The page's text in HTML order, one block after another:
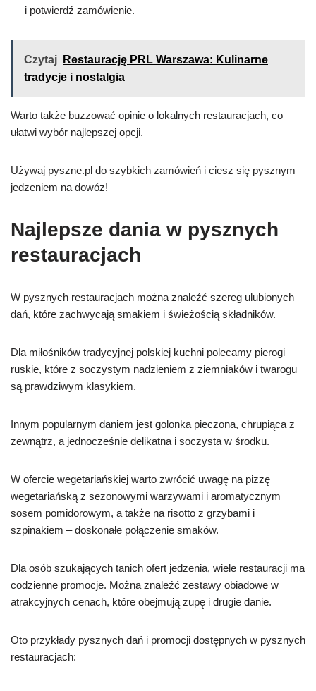
i potwierdź zamówienie.
Czytaj
Restaurację PRL Warszawa: Kulinarne
tradycje i nostalgia
Warto także buzzować opinie o lokalnych restauracjach, co
ułatwi wybór najlepszej opcji.
Używaj pyszne.pl do szybkich zamówień i ciesz się pysznym
jedzeniem na dowóz!
Najlepsze dania w pysznych
restauracjach
W pysznych restauracjach można znaleźć szereg ulubionych
dań, które zachwycają smakiem i świeżością składników.
Dla miłośników tradycyjnej polskiej kuchni polecamy pierogi
ruskie, które z soczystym nadzieniem z ziemniaków i twarogu
są prawdziwym klasykiem.
Innym popularnym daniem jest golonka pieczona, chrupiąca z
zewnątrz, a jednocześnie delikatna i soczysta w środku.
W ofercie wegetariańskiej warto zwrócić uwagę na pizzę
wegetariańską z sezonowymi warzywami i aromatycznym
sosem pomidorowym, a także na risotto z grzybami i
szpinakiem – doskonałe połączenie smaków.
Dla osób szukających tanich ofert jedzenia, wiele restauracji ma
codzienne promocje. Można znaleźć zestawy obiadowe w
atrakcyjnych cenach, które obejmują zupę i drugie danie.
Oto przykłady pysznych dań i promocji dostępnych w pysznych
restauracjach: